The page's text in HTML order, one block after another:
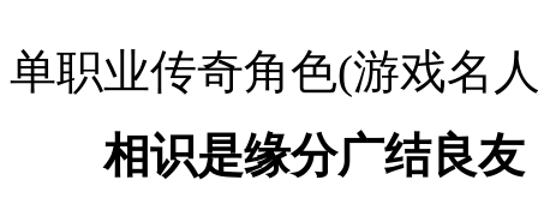
单职业传奇角色(游戏名
相识是缘分广结良友